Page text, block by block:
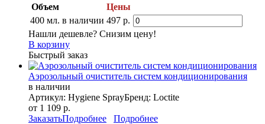
Объем
Цены
400 мл. в наличии 497 р.
Нашли дешевле? Снизим цену!
В корзину
Быстрый заказ
Аэрозольный очиститель систем кондиционирования
в наличии
Артикул: Hygiene SprayБренд: Loctite
от 1 109 р.
ЗаказатьПодробнее
Подробнее